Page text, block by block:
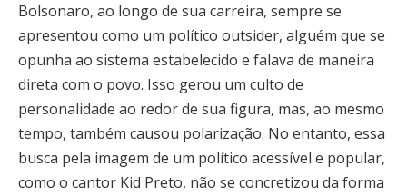
Bolsonaro, ao longo de sua carreira, sempre se
apresentou como um político outsider, alguém que se
opunha ao sistema estabelecido e falava de maneira
direta com o povo. Isso gerou um culto de
personalidade ao redor de sua figura, mas, ao mesmo
tempo, também causou polarização. No entanto, essa
busca pela imagem de um político acessível e popular,
como o cantor Kid Preto, não se concretizou da forma